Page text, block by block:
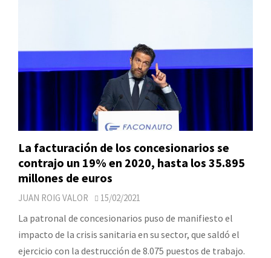
La facturación de los concesionarios se
contrajo un 19% en 2020, hasta los 35.895
millones de euros
JUAN ROIG VALOR 15/02/2021
La patronal de concesionarios puso de manifiesto el
impacto de la crisis sanitaria en su sector, que saldó el
ejercicio con la destrucción de 8.075 puestos de trabajo.